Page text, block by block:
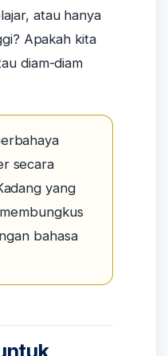
atau hanya
Apakah kita
diam-diam
secara
yang
bahasa